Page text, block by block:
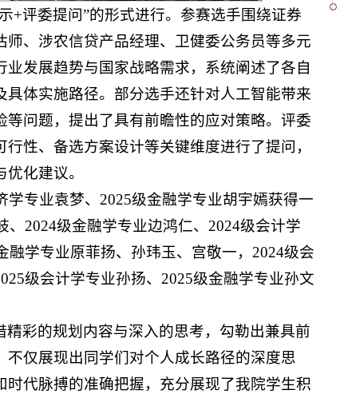
+评委提问”的形式进行。参赛选手围绕证券
师、涉农信贷产品经理、卫健委公务员等多元
发展趋势与国家战略需求，系统阐述了各自
具体实施路径。部分选手还针对人工智能带来
等问题，提出了具有前瞻性的应对策略。评委
性、备选方案设计等关键维度进行了提问，
化建议。
学专业袁梦、2025级金融学专业胡宇嫣获得一
、2024级金融学专业边鸿仁、2024级会计学
融学专业原菲扬、孙玮玉、宫敬一，2024级会
级会计学专业孙扬、2025级金融学专业孙文
精彩的规划内容与深入的思考，勾勒出兼具前
不仅展现出同学们对个人成长路径的深度思
代脉搏的准确把握，充分展现了我院学生积